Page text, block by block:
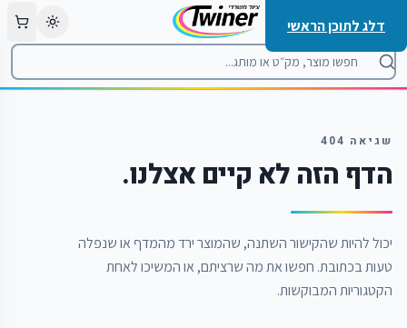
דלג לתוכן הראשי
שגיאה 404
הדף הזה לא קיים אצלנו.
יכול להיות שהקישור השתנה, שהמוצר ירד מהמדף או שנפלה
טעות בכתובת. חפשו את מה שרציתם, או המשיכו לאחת
הקטגוריות המבוקשות.